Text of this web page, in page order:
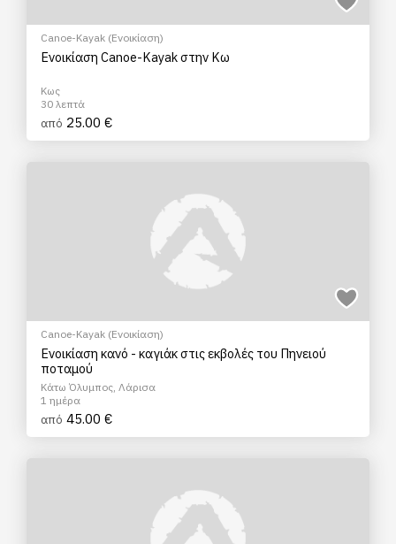
Canoe-Kayak (Ενοικίαση)
Ενοικίαση Canoe-Kayak στην Κω
Κως
30 λεπτά
από 25.00 €
Canoe-Kayak (Ενοικίαση)
Ενοικίαση κανό - καγιάκ στις εκβολές του Πηνειού
ποταμού
Κάτω Όλυμπος, Λάρισα
1 ημέρα
από 45.00 €